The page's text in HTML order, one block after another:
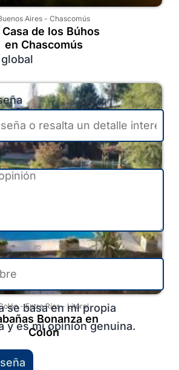
Aires- Chascomús
Casa de los Búhos
en Chascomús
-Entre Ríos- Litoral
Bonanza en
Colón
se basa en mi propia
y es mi opinión genuina.